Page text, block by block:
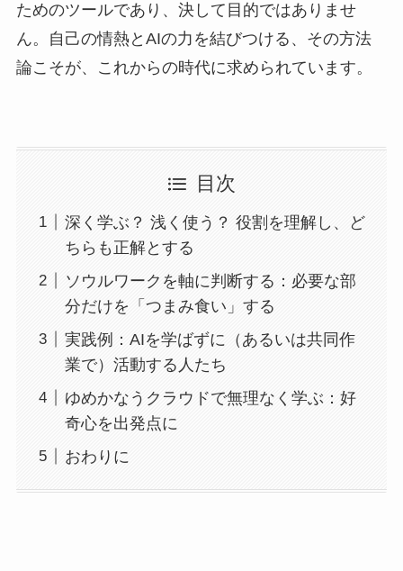
ためのツールであり、決して目的ではありませ
ん。自己の情熱とAIの力を結びつける、その方法
論こそが、これからの時代に求められています。
目次
深く学ぶ？ 浅く使う？ 役割を理解し、ど
ちらも正解とする
ソウルワークを軸に判断する：必要な部
分だけを「つまみ食い」する
実践例：AIを学ばずに（あるいは共同作
業で）活動する人たち
ゆめかなうクラウドで無理なく学ぶ：好
奇心を出発点に
おわりに